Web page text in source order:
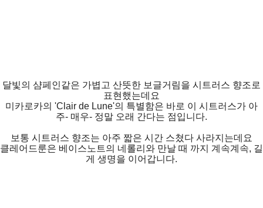
달빛의 샴페인같은 가볍고 산뜻한 보글거림을 시트러스 향조로
표현했는데요
미카로카의 'Clair de Lune'의 특별함은 바로 이 시트러스가 아
주- 매우- 정말 오래 간다는 점입니다.
보통 시트러스 향조는 아주 짧은 시간 스쳤다 사라지는데요
클레어드룬은 베이스노트의 네롤리와 만날 때 까지 계속계속, 길
게 생명을 이어갑니다.